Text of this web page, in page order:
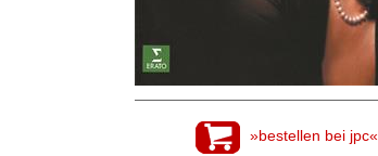
»bestellen bei jpc«